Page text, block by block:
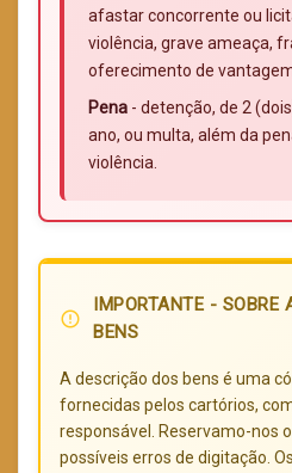
afastar concorrente ou
violência, grave ameaça,
oferecimento de
Pena - detenção, de 2
ano, ou multa, além da
violência.
error_outline
IMPORTANTE - SOBRE
BENS
A descrição dos bens é uma
fornecidas pelos cartórios,
responsável. Reservamo-nos
possíveis erros de digitação.